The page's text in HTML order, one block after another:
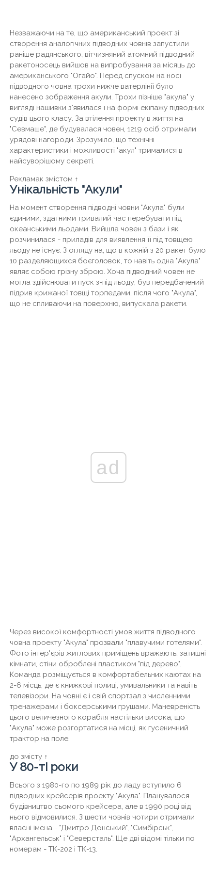
Незважаючи на те, що американський проект зі
створення аналогічних підводних човнів запустили
раніше радянського, вітчизняний атомний підводний
ракетоносець вийшов на випробування за місяць до
американського "Огайо". Перед спуском на носі
підводного човна трохи нижче ватерлінії було
нанесено зображення акули. Трохи пізніше "акула" у
вигляді нашивки з'явилася і на формі екіпажу підводних
судів цього класу. За втілення проекту в життя на
"Севмаше", де будувалася човен, 1219 осіб отримали
урядові нагороди. Зрозуміло, що технічні
характеристики і можливості "акул" трималися в
найсуворішому секреті.
Рекламак змістом ↑
Унікальність "Акули"
На момент створення підводні човни "Акула" були
єдиними, здатними тривалий час перебувати під
океанськими льодами. Вийшла човен з бази і як
розчинилася - приладів для виявлення її під товщею
льоду не існує. З огляду на, що в кожній з 20 ракет було
10 разделяющихся боєголовок, то навіть одна "Акула"
являє собою грізну зброю. Хоча підводний човен не
могла здійснювати пуск з-під льоду, був передбачений
підрив крижаної товщі торпедами, після чого "Акула",
що не спливаючи на поверхню, випускала ракети.
ad
Через високої комфортності умов життя підводного
човна проекту "Акула" прозвали "плавучими готелями".
Фото інтер'єрів житлових приміщень вражають: затишні
кімнати, стіни оброблені пластиком "під дерево".
Команда розміщується в комфортабельних каютах на
2-6 місць, де є книжкові полиці, умивальники та навіть
телевізори. На човні є і свій спортзал з численними
тренажерами і боксерськими грушами. Маневреність
цього величезного корабля настільки висока, що
"Акула" може розгортатися на місці, як гусеничний
трактор на поле.
до змісту ↑
У 80-ті роки
Всього з 1980-го по 1989 рік до ладу вступило 6
підводних крейсерів проекту "Акула". Планувалося
будівництво сьомого крейсера, але в 1990 році від
нього відмовилися. З шести човнів чотири отримали
власні імена - "Дмитро Донський", "Симбірськ",
"Архангельськ" і "Северсталь". Ще дві відомі тільки по
номерам - ТК-202 і ТК-13.